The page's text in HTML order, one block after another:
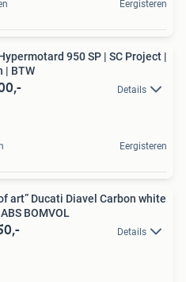
Eergisteren
950 SP | SC Project |
| BTW
Details
Eergisteren
art” Ducati Diavel Carbon white
BOMVOL
Details